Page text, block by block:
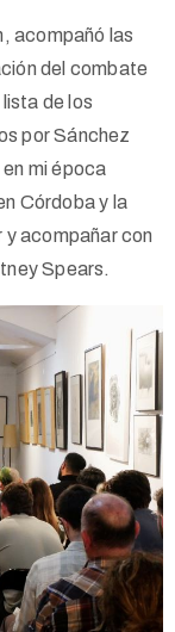
acompañó las
del combate
de los
por Sánchez
mi época
Córdoba y la
acompañar con
Spears.